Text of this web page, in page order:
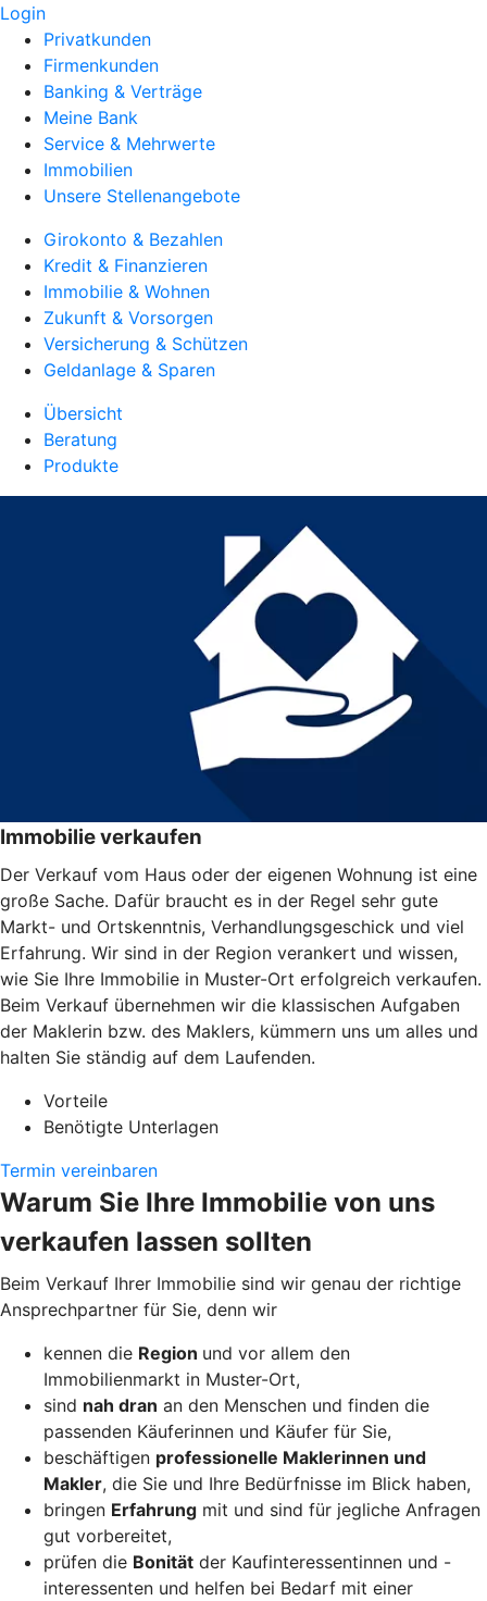
Login
Privatkunden
Firmenkunden
Banking & Verträge
Meine Bank
Service & Mehrwerte
Immobilien
Unsere Stellenangebote
Girokonto & Bezahlen
Kredit & Finanzieren
Immobilie & Wohnen
Zukunft & Vorsorgen
Versicherung & Schützen
Geldanlage & Sparen
Übersicht
Beratung
Produkte
Immobilie verkaufen
Der Verkauf vom Haus oder der eigenen Wohnung ist eine
große Sache. Dafür braucht es in der Regel sehr gute
Markt- und Ortskenntnis, Verhandlungsgeschick und viel
Erfahrung. Wir sind in der Region verankert und wissen,
wie Sie Ihre Immobilie in Muster-Ort erfolgreich verkaufen.
Beim Verkauf übernehmen wir die klassischen Aufgaben
der Maklerin bzw. des Maklers, kümmern uns um alles und
halten Sie ständig auf dem Laufenden.
Vorteile
Benötigte Unterlagen
Termin vereinbaren
Warum Sie Ihre Immobilie von uns
verkaufen lassen sollten
Beim Verkauf Ihrer Immobilie sind wir genau der richtige
Ansprechpartner für Sie, denn wir
kennen die Region und vor allem den
Immobilienmarkt in Muster-Ort,
sind nah dran an den Menschen und finden die
passenden Käuferinnen und Käufer für Sie,
beschäftigen professionelle Maklerinnen und
Makler, die Sie und Ihre Bedürfnisse im Blick haben,
bringen Erfahrung mit und sind für jegliche Anfragen
gut vorbereitet,
prüfen die Bonität der Kaufinteressentinnen und -
interessenten und helfen bei Bedarf mit einer